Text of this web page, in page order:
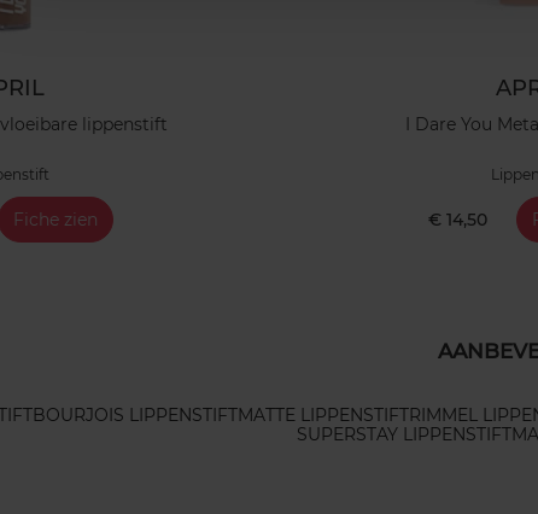
lippenstift
Fiche zien
I Dare You
€ 14,50
BOURJOIS LIPPENSTIFTMATTE LIPPENSTIFTRIMMEL
SUPERSTAY LIPPENSTIFT